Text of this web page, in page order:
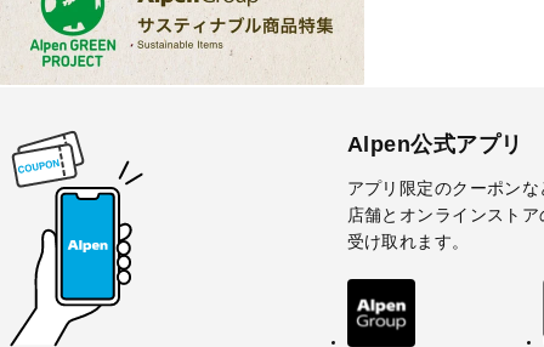
Alpen公式アプリ
アプリ限定のクーポンな
店舗とオンラインスト
受け取れます。